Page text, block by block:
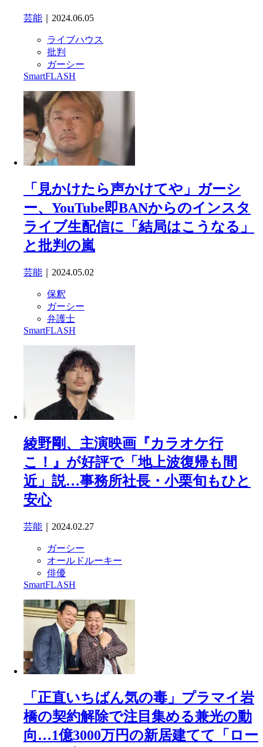
芸能 ｜2024.06.05
ライブハウス
批判
ガーシー
SmartFLASH
「見かけたら声かけてや」ガーシ
ー、YouTube即BANからのインスタ
ライブ生配信に「結局はこうなる」
と批判の嵐
芸能 ｜2024.05.02
保釈
ガーシー
弁護士
SmartFLASH
綾野剛、主演映画『カラオケ行
こ！』が好評で「地上波復帰も間
近」説…事務所社長・小栗旬もひと
安心
芸能 ｜2024.02.27
ガーシー
オールドルーキー
俳優
SmartFLASH
「正直いちばん気の毒」プラマイ岩
橋の契約解除で注目集める兼光の動
向…1億3000万円の新居建てて「ロー